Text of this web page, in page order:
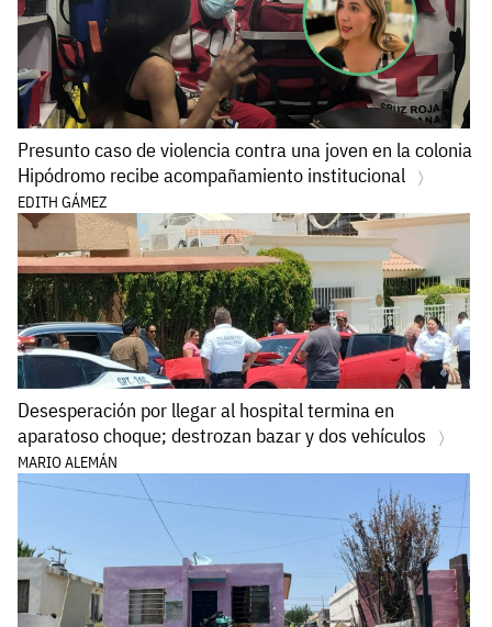
Presunto caso de violencia contra una joven en la colonia
Hipódromo recibe acompañamiento institucional
EDITH GÁMEZ
Desesperación por llegar al hospital termina en
aparatoso choque; destrozan bazar y dos vehículos
MARIO ALEMÁN